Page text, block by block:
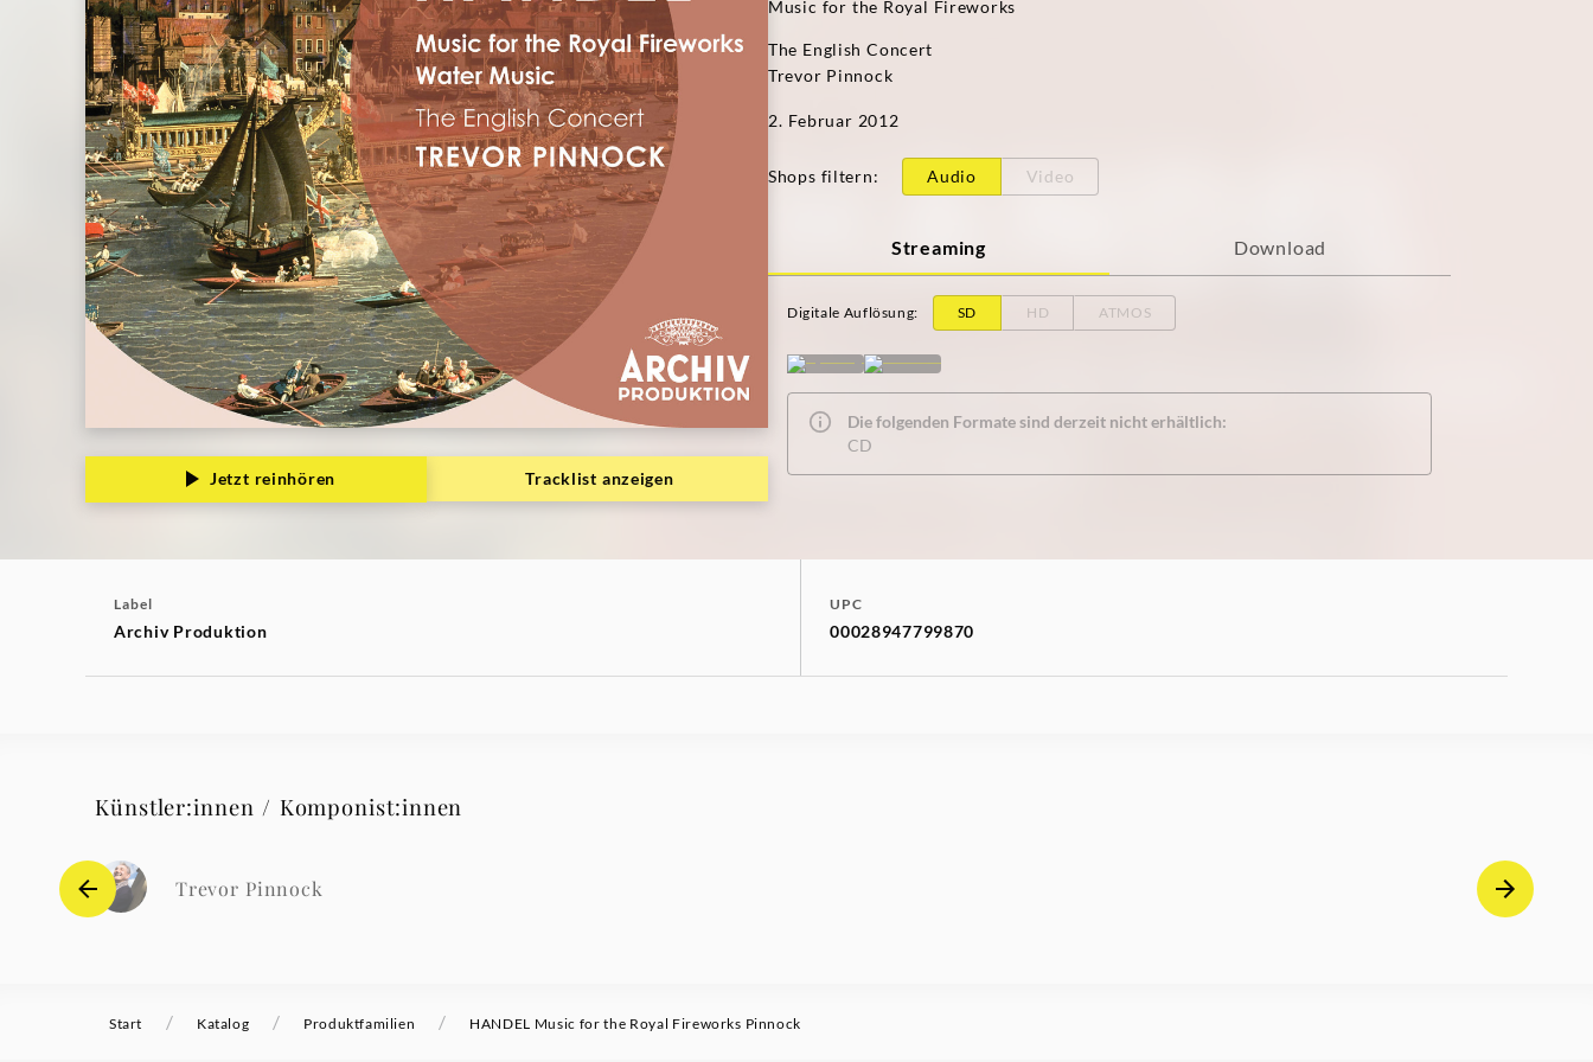
Grammophon
Jetzt reinhören Tracklist anzeigen
Music for the Royal Fireworks
The English Concert
Trevor Pinnock
2. Februar 2012
Shops filtern: Audio Video
Streaming Download
Digitale Auflösung: SD HD ATMOS
Die folgenden Formate sind derzeit nicht erhältlich:
CD
Label
Archiv Produktion
UPC
00028947799870
Künstler:innen / Komponist:innen
Trevor Pinnock
Start / Katalog / Produktfamilien / HANDEL Music for the Royal Fireworks Pinnock